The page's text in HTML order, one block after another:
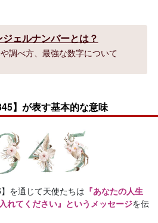
ジェルナンバーとは？
調べ方、最強な数字について
】が表す基本的な意味
】を通じて天使たちは 『あなたの人生
れてください』というメッセージを伝